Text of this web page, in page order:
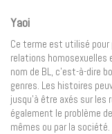
Yaoi
Ce terme est utilisé
relations homosexuelles
nom de BL, c’est-à-dire
genres. Les histoires
jusqu’à être axés sur
également le problème
mêmes ou par la société.